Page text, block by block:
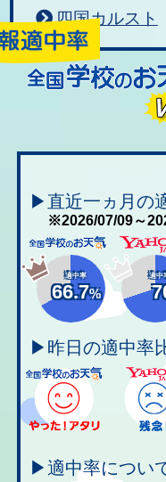
四国カルスト
▶直近一ヵ月の
※2026/07/09～
適中率
66.7%
適中
▶昨日の適中率
▶適中率につい